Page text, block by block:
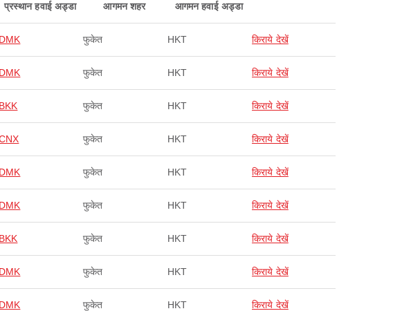
प्रस्थान हवाई अड्डा आगमन शहर आगमन हवाई अड्डा
DMK फुकेत HKT किराये देखें
DMK फुकेत HKT किराये देखें
BKK फुकेत HKT किराये देखें
फुकेत HKT किराये देखें
DMK फुकेत HKT किराये देखें
DMK फुकेत HKT किराये देखें
BKK फुकेत HKT किराये देखें
DMK फुकेत HKT किराये देखें
DMK फुकेत HKT किराये देखें